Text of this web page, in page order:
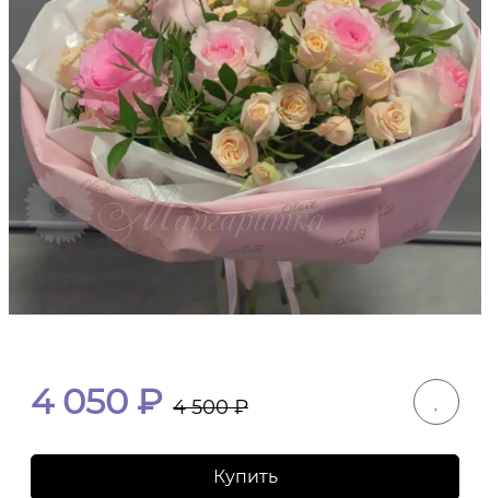
4 050 ₽ 4 500₽
Купить